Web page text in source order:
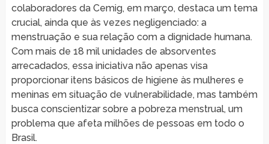
colaboradores da Cemig, em março, destaca um tema
crucial, ainda que às vezes negligenciado: a
menstruação e sua relação com a dignidade humana.
Com mais de 18 mil unidades de absorventes
arrecadados, essa iniciativa não apenas visa
proporcionar itens básicos de higiene às mulheres e
meninas em situação de vulnerabilidade, mas também
busca conscientizar sobre a pobreza menstrual, um
problema que afeta milhões de pessoas em todo o
Brasil.